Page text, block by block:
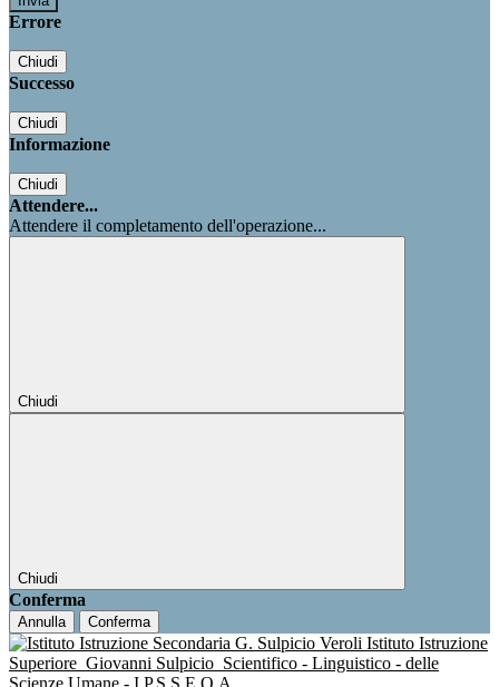
Errore
Chiudi
Successo
Chiudi
Informazione
Chiudi
Attendere...
Attendere il completamento dell'operazione...
Chiudi
Chiudi
Conferma
Annulla Conferma
Istituto Istruzione
Superiore Giovanni Sulpicio Scientifico - Linguistico - delle